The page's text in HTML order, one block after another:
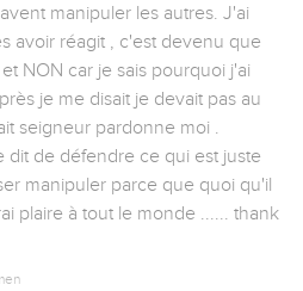
manipuler les autres. J'ai
avoir réagit , c'est devenu que
NON car je sais pourquoi j'ai
je me disait je devait pas au
seigneur pardonne moi .
dit de défendre ce qui est juste
manipuler parce que quoi qu'il
plaire à tout le monde ...... thank